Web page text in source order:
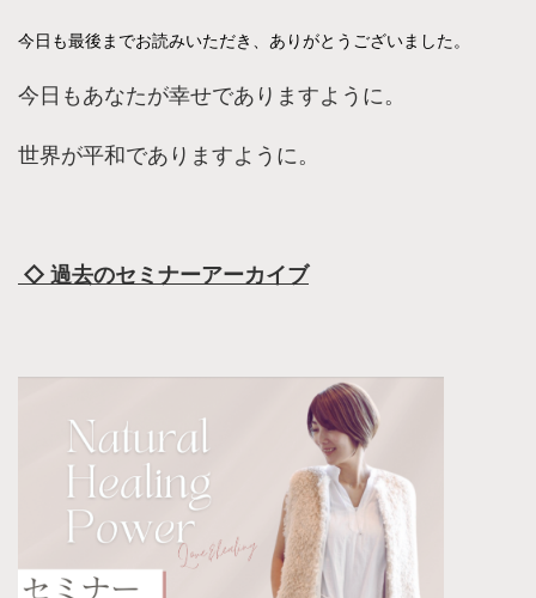
今日も最後までお読みいただき、ありがとうございました。
今日もあなたが幸せでありますように。
世界が平和でありますように。
◇ 過去のセミナーアーカイブ